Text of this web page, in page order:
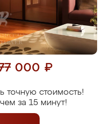
000 ₽
точную стоимость!
за 15 минут!